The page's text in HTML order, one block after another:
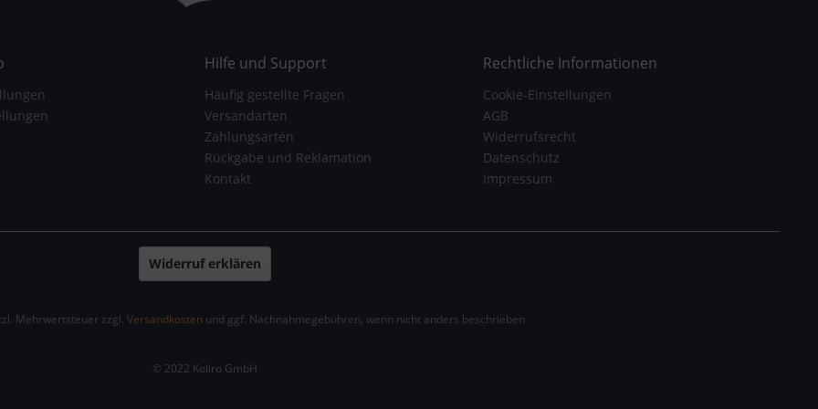
Hilfe und Support
Häufig gestellte Fragen
Versandarten
Zahlungsarten
Rückgabe und Reklamation
Kontakt
Rechtliche Informationen
Cookie-Einstellungen
AGB
Widerrufsrecht
Datenschutz
Impressum
Widerruf erklären
Mehrwertsteuer zzgl. Versandkostenund ggf. Nachnahmegebühren, wenn nicht anders beschrieben
© 2022 Koliro GmbH